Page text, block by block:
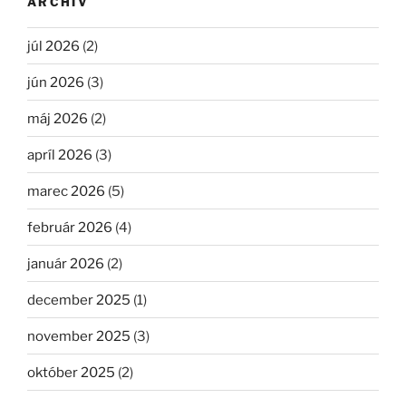
júl 2026 (2)
jún 2026 (3)
máj 2026 (2)
apríl 2026 (3)
marec 2026 (5)
február 2026 (4)
január 2026 (2)
december 2025 (1)
november 2025 (3)
október 2025 (2)